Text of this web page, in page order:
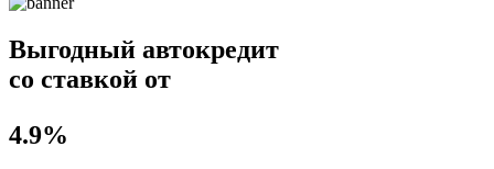
Выгодный автокредит
со ставкой от
4.9%